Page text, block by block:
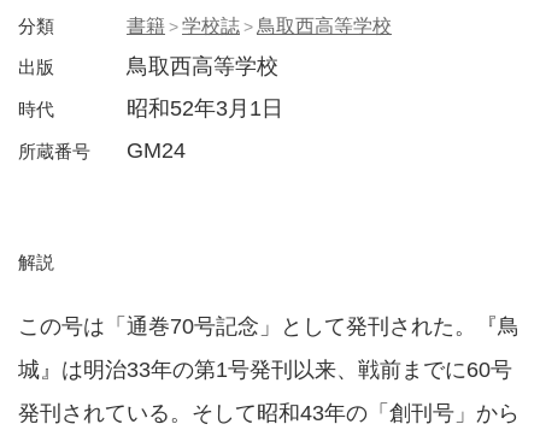
分類 書籍 学校誌
鳥取西高等学校
出版
鳥取西高等学校
時代 昭和52年3月1日
所蔵番号 GM24
解説
この号は「通巻70号記念」として発刊された。『鳥
城』は明治33年の第1号発刊以来、戦前までに60号
発刊されている。そして昭和43年の「創刊号」から